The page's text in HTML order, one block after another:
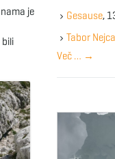
je
bili
e
y
w
r
Gesause,
Tabor
Več … →